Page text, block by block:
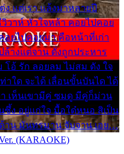
แต่เรา แล้งมาหลายปี
วาห์ หัวใจหล้า คอยไปคอย
อยไปคอยมา คือหน้าที่เก่า
ล้างแต่จาน ดั่งถูกประหาร
โอ้ รัก ลอยลม ไม่สม ดัง ใจ
าใด จะได้ เลื่อนขั้นบันได ได้
า เห็นเขามีคู่ ซมดู มีคู่ก็ม่วน
ซึ้ง อยู่แก่ใจ มื้อใด๋หนอ สิเป็น
ด้าน มันทรมาน จับจาน เอย…
(KARAOKE)